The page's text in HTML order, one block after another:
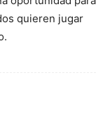
quieren jugar